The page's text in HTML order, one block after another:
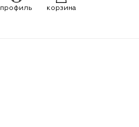
профиль корзина